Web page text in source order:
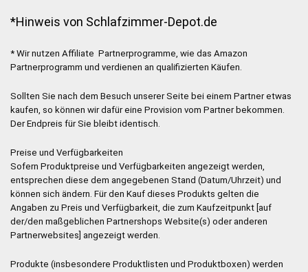
*Hinweis von Schlafzimmer-Depot.de
* Wir nutzen Affiliate Partnerprogramme, wie das Amazon
Partnerprogramm und verdienen an qualifizierten Käufen.
Sollten Sie nach dem Besuch unserer Seite bei einem Partner etwas
kaufen, so können wir dafür eine Provision vom Partner bekommen.
Der Endpreis für Sie bleibt identisch.
Preise und Verfügbarkeiten
Sofern Produktpreise und Verfügbarkeiten angezeigt werden,
entsprechen diese dem angegebenen Stand (Datum/Uhrzeit) und
können sich ändern. Für den Kauf dieses Produkts gelten die
Angaben zu Preis und Verfügbarkeit, die zum Kaufzeitpunkt [auf
der/den maßgeblichen Partnershops Website(s) oder anderen
Partnerwebsites] angezeigt werden.
Produkte (insbesondere Produktlisten und Produktboxen) werden